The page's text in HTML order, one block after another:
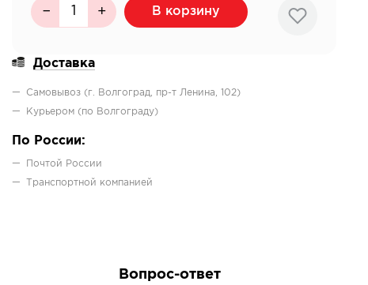
В корзину
Доставка
Самовывоз (г. Волгоград, пр-т Ленина, 102)
Курьером (по Волгограду)
По России:
Почтой России
Транcпортной компанией
Вопрос-ответ